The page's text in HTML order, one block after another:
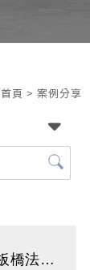
首頁 > 案例分享
橋法律